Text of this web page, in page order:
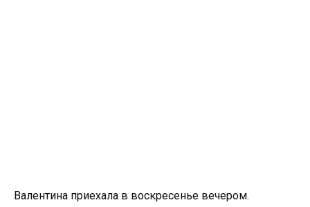
Валентина приехала в воскресенье вечером.